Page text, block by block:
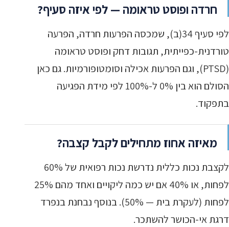
חרדה ופוסט טראומה — לפי איזה סעיף?
לפי סעיף 34(ב), שמכסה הפרעות חרדה, הפרעה
טורדנית-כפייתית, תגובות דחק ופוסט טראומה
(PTSD), וגם הפרעות אכילה וסומטופורמיות. גם כאן
הסולם הוא בין 0% ל-100% לפי מידת הפגיעה
בתפקוד.
מאיזה אחוז מתחילים לקבל קצבה?
לקצבת נכות כללית נדרשת נכות רפואית של 60%
לפחות, או 40% אם יש כמה ליקויים ואחד מהם 25%
לפחות (לעקרת בית — 50%). בנוסף נבחנת בנפרד
דרגת אי-הכושר להשתכר.